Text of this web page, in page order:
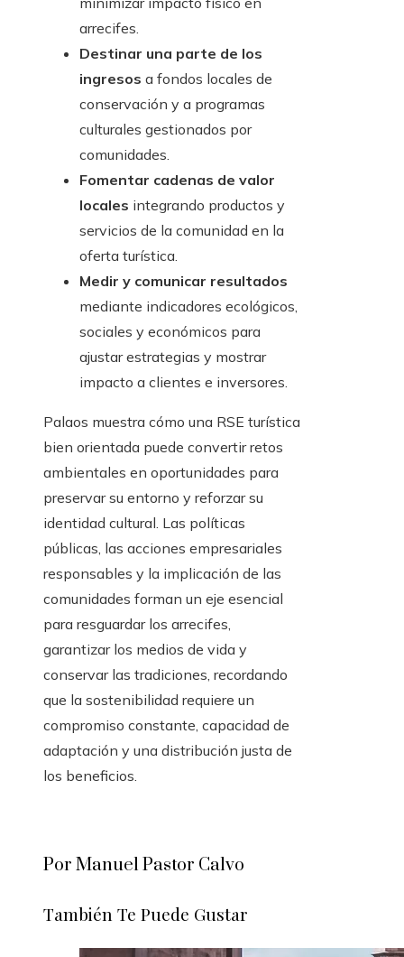
arrecifes.
Destinar una parte de los
ingresos a fondos locales de
conservación y a programas
culturales gestionados por
comunidades.
Fomentar cadenas de valor
locales integrando productos y
servicios de la comunidad en la
oferta turística.
Medir y comunicar resultados
mediante indicadores ecológicos,
sociales y económicos para
ajustar estrategias y mostrar
impacto a clientes e inversores.
Palaos muestra cómo una RSE turística
bien orientada puede convertir retos
ambientales en oportunidades para
preservar su entorno y reforzar su
identidad cultural. Las políticas
públicas, las acciones empresariales
responsables y la implicación de las
comunidades forman un eje esencial
para resguardar los arrecifes,
garantizar los medios de vida y
conservar las tradiciones, recordando
que la sostenibilidad requiere un
compromiso constante, capacidad de
adaptación y una distribución justa de
los beneficios.
Por Manuel Pastor Calvo
También Te Puede Gustar